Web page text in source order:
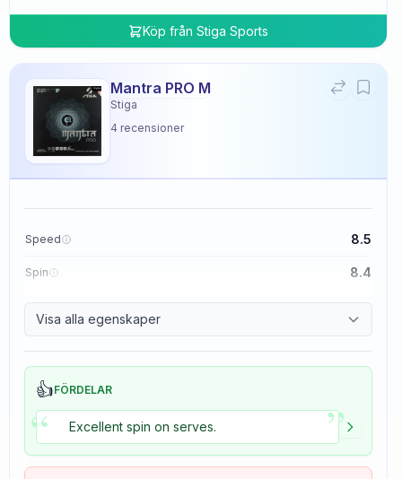
Köp från Stiga Sports
Mantra PRO M
Stiga
4 recensioner
Speed 8.5
Spin 8.4
Visa alla egenskaper
👍FÖRDELAR
“ Excellent spin on serves. ”